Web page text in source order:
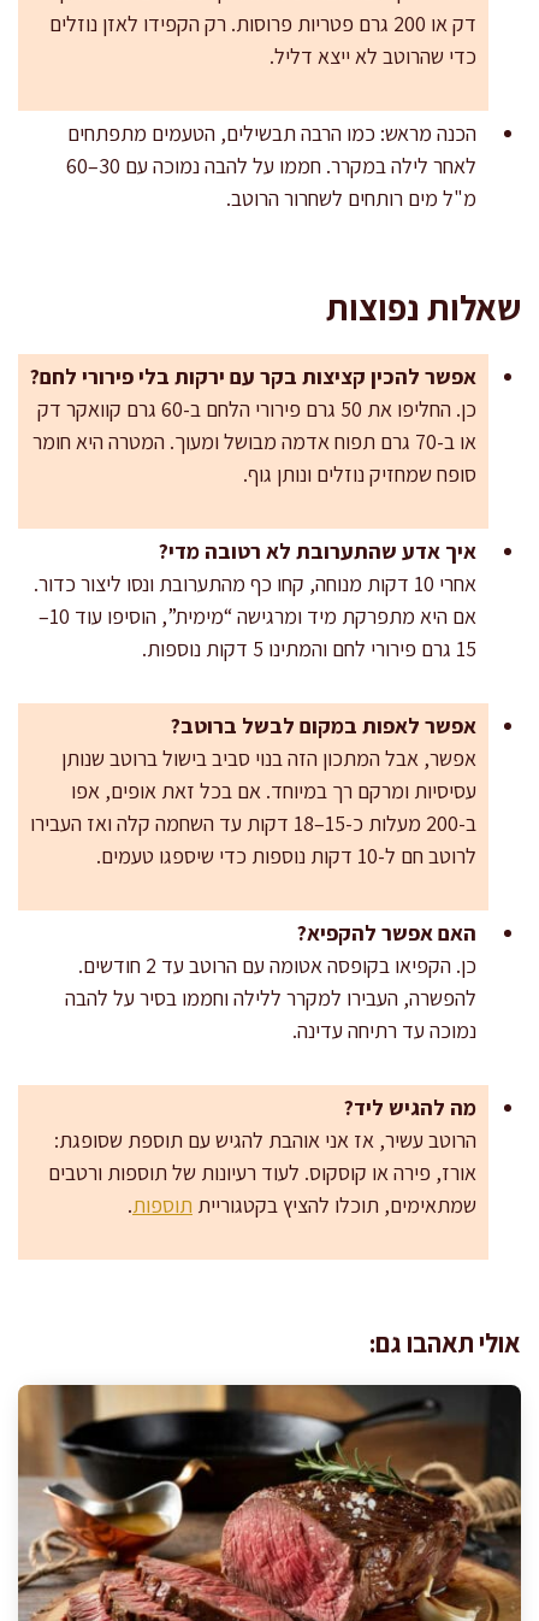
דק או 200 גרם פטריות פרוסות. רק הקפידו לאזן נוזלים
כדי שהרוטב לא ייצא דליל.
הכנה מראש: כמו הרבה תבשילים, הטעמים מתפתחים
לאחר לילה במקרר. חממו על להבה נמוכה עם 30–60
מ"ל מים רותחים לשחרור הרוטב.
שאלות נפוצות
אפשר להכין קציצות בקר עם ירקות בלי פירורי לחם?
כן. החליפו את 50 גרם פירורי הלחם ב-60 גרם קוואקר דק
או ב-70 גרם תפוח אדמה מבושל ומעוך. המטרה היא חומר
סופח שמחזיק נוזלים ונותן גוף.
איך אדע שהתערובת לא רטובה מדי?
אחרי 10 דקות מנוחה, קחו כף מהתערובת ונסו ליצור כדור.
אם היא מתפרקת מיד ומרגישה “מימית”, הוסיפו עוד 10–
15 גרם פירורי לחם והמתינו 5 דקות נוספות.
אפשר לאפות במקום לבשל ברוטב?
אפשר, אבל המתכון הזה בנוי סביב בישול ברוטב שנותן
עסיסיות ומרקם רך במיוחד. אם בכל זאת אופים, אפו
ב-200 מעלות כ-15–18 דקות עד השחמה קלה ואז העבירו
לרוטב חם ל-10 דקות נוספות כדי שיספגו טעמים.
האם אפשר להקפיא?
כן. הקפיאו בקופסה אטומה עם הרוטב עד 2 חודשים.
להפשרה, העבירו למקרר ללילה וחממו בסיר על להבה
נמוכה עד רתיחה עדינה.
מה להגיש ליד?
הרוטב עשיר, אז אני אוהבת להגיש עם תוספת שסופגת:
אורז, פירה או קוסקוס. לעוד רעיונות של תוספות ורטבים
שמתאימים, תוכלו להציץ בקטגוריית תוספות.
אולי תאהבו גם: